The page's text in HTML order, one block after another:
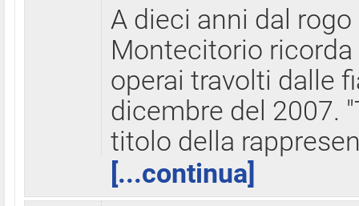
A dieci anni dal
Montecitorio
operai travolti dalle
dicembre del 2007.
titolo della
[...continua]